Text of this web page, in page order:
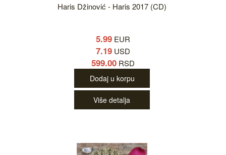
Haris Džinović - Haris 2017 (CD)
5.99 EUR
7.19 USD
599.00 RSD
Dodaj u korpu
Više detalja